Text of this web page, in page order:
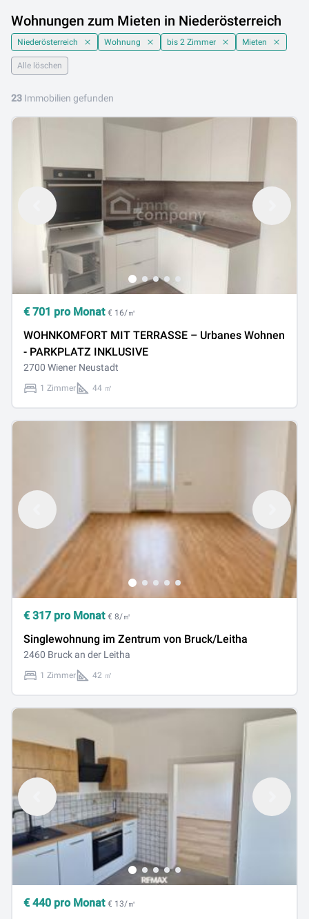
Wohnungen zum Mieten in Niederösterreich
Niederösterreich Wohnung bis 2 Zimmer Mieten
Alle löschen
23 Immobilien gefunden
€ 701 pro Monat € 16/㎡
WOHNKOMFORT MIT TERRASSE – Urbanes Wohnen
- PARKPLATZ INKLUSIVE
2700 Wiener Neustadt
1 Zimmer 44 ㎡
€ 317 pro Monat € 8/㎡
Singlewohnung im Zentrum von Bruck/Leitha
2460 Bruck an der Leitha
1 Zimmer 42 ㎡
€ 440 pro Monat € 13/㎡